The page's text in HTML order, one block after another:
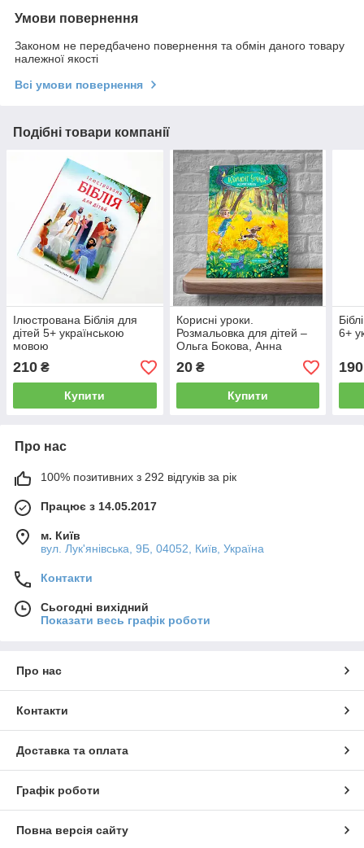
Умови повернення
Законом не передбачено повернення та обмін даного товару
належної якості
Всі умови повернення
Подібні товари компанії
Ілюстрована Біблія для
дітей 5+ українською
мовою
210 ₴
Купити
Корисні уроки.
Розмальовка для дітей –
Ольга Бокова, Анна
Макарчук 4+ (українська
мова)
20₴
Купити
6+
190
Про нас
100% позитивних з 292 відгуків за рік
Працює з 14.05.2017
м. Київ
вул. Лук'янівська, 9Б, 04052, Київ, Україна
Контакти
Сьогодні вихідний
Показати весь графік роботи
Про нас
Контакти
Доставка та оплата
Графік роботи
Повна версія сайту